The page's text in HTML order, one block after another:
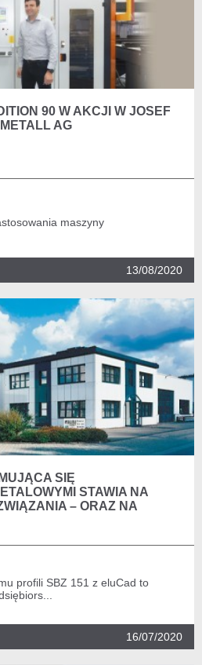
90 W AKCJI W JOSEF
AG
maszyny
13/08/2020
SIĘ
STAWIA NA
– ORAZ NA
profili SBZ 151 z eluCad to
16/07/2020